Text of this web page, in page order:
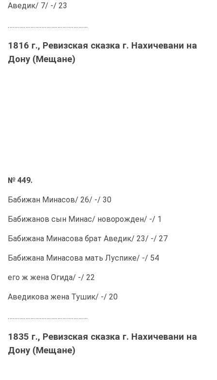
Аведик/ 7/ -/ 23
……….……….……….……….……….
1816 г., Ревизская сказка г. Нахичевани на
Дону (Мещане)
№ 449.
Бабижан Минасов/ 26/ -/ 30
Бабижанов сын Минас/ новорожден/ -/ 1
Бабижана Минасова брат Аведик/ 23/ -/ 27
Бабижана Минасова мать Луспике/ -/ 54
его ж жена Огида/ -/ 22
Аведикова жена Тушик/ -/ 20
……….……….……….……….……….
1835 г., Ревизская сказка г. Нахичевани на
Дону (Мещане)